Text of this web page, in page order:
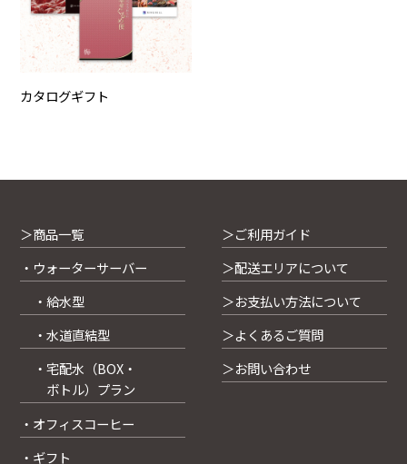
カタログギフト
＞商品一覧
・ウォーターサーバー
・給水型
・水道直結型
・宅配水（BOX・
ボトル）プラン
・オフィスコーヒー
・ギフト
＞ご利用ガイド
＞配送エリアについて
＞お支払い方法について
＞よくあるご質問
＞お問い合わせ